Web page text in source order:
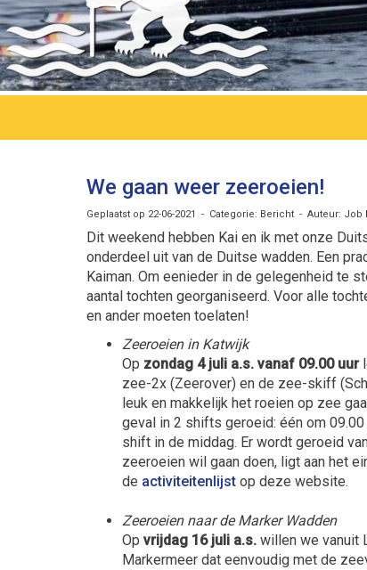
We gaan weer zeeroeien!
Geplaatst op 22-06-2021 - Categorie: Bericht - Auteur:
Dit weekend hebben Kai en ik met onze
onderdeel uit van de Duitse wadden. Een
Kaiman. Om eenieder in de gelegenheid te
aantal tochten georganiseerd. Voor alle
en ander moeten toelaten!
Zeeroeien in Katwijk
Op zondag 4 juli a.s. vanaf 09.00 uur
zee-2x (Zeerover) en de zee-skiff
leuk en makkelijk het roeien op zee
geval in 2 shifts geroeid: één om
shift in de middag. Er wordt geroeid
zeeroeien wil gaan doen, ligt aan het
de activiteitenlijst op deze website.
Zeeroeien naar de Marker Wadden
Op vrijdag 16 juli a.s. willen we vanuit
Markermeer dat eenvoudig met de